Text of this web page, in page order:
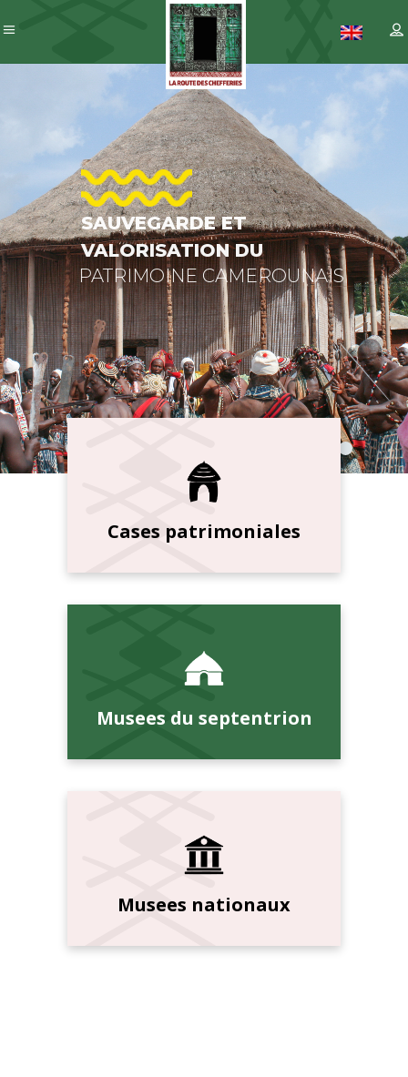
SAUVEGARDE
ET
VALORISATION
DU
PATRIMOINE
CAMEROUNAIS
Cases patrimoniales
Musees du septentrion
Musees nationaux